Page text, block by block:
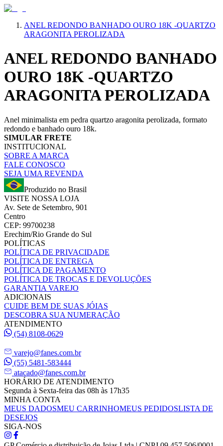
ANEL REDONDO BANHADO OURO 18K -QUARTZO
ARAGONITA PEROLIZADA
ANEL REDONDO BANHADO
OURO 18K -QUARTZO
ARAGONITA PEROLIZADA
Anel minimalista em pedra quartzo aragonita perolizada, formato
redondo e banhado ouro 18k.
SIMULAR FRETE
INSTITUCIONAL
SOBRE A MARCA
FALE CONOSCO
SEJA UMA REVENDA
Produzido no Brasil
VISITE NOSSA LOJA
Av. Sete de Setembro, 901
Centro
CEP: 99700238
Erechim/Rio Grande do Sul
POLÍTICAS
POLÍTICA DE PRIVACIDADE
POLÍTICA DE ENTREGA
POLÍTICA DE PAGAMENTO
POLÍTICA DE TROCAS E DEVOLUÇÕES
GARANTIA VAREJO
ADICIONAIS
CUIDE BEM DE SUAS JÓIAS
DESCOBRA SUA NUMERAÇÃO
ATENDIMENTO
(54) 8108-0629
varejo@fanes.com.br
(55) 5481-583444
atacado@fanes.com.br
HORÁRIO DE ATENDIMENTO
Segunda à Sexta-feira das 08h às 17h35
MINHA CONTA
MEUS DADOSMEU CARRINHOMEUS PEDIDOSLISTA DE
DESEJOS
SIGA-NOS